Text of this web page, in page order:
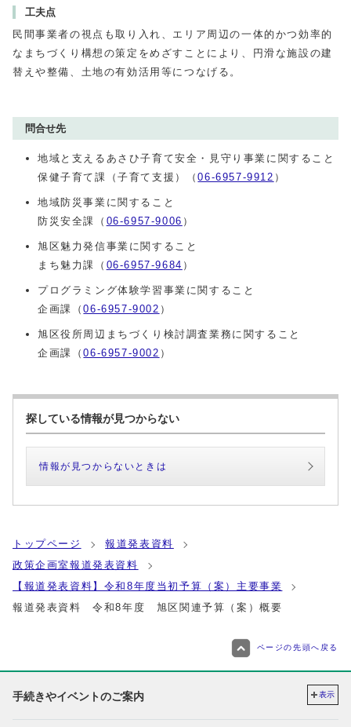
工夫点
民間事業者の視点も取り入れ、エリア周辺の一体的かつ効率的
なまちづくり構想の策定をめざすことにより、円滑な施設の建
替えや整備、土地の有効活用等につなげる。
問合せ先
地域と支えるあさひ子育て安全・見守り事業に関すること
保健子育て課（子育て支援）（06-6957-9912 ）
地域防災事業に関すること
防災安全課（ 06-6957-9006 ）
旭区魅力発信事業に関すること
まち魅力課（ 06-6957-9684 ）
プログラミング体験学習事業に関すること
企画課（06-6957-9002 ）
旭区役所周辺まちづくり検討調査業務に関すること
企画課（06-6957-9002 ）
探している情報が見つからない
情報が見つからないときは
トップページ
報道発表資料
政策企画室報道発表資料
【報道発表資料】令和8年度当初予算（案）主要事業
報道発表資料 令和8年度 旭区関連予算（案）概要
ページの先頭へ戻る
手続きやイベントのご案内 表示